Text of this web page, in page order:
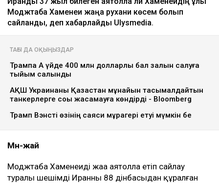
Моджтаба Хаменеи жаңа рухани көсем болып
сайланды, деп хабарлайды Ulysmedia.
ТАҒЫ ДА ОҚЫҢЫЗДАР
Трампқа Ақ үйде 400 млн долларлық бал залын салуға
тыйым салынды
АҚШ Украинаны Қазақстан мұнайын тасымалдайтын
танкерлерге соққы жасамауға көндірді - Bloomberg
Трамп Вэнсті өзінің саяси мұрагері етуі мүмкін бе
Мән-жай
Моджтаба Хаменеиді жаңа аятолла етіп сайлау
туралы шешімді Иранның 88 дінбасыдан құралған